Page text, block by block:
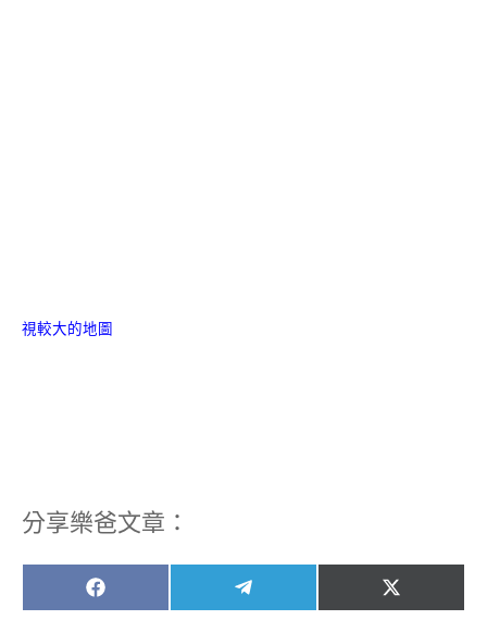
視較大的地圖
分享樂爸文章：
Share
on
F
Share
on
Share
on
X